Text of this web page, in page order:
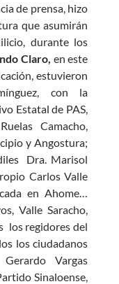
de prensa, hizo
que asumirán
durante los
Claro, en este
estuvieron
con la
Estatal de PAS,
Camacho,
y Angostura;
Dra. Marisol
Carlos Valle
en Ahome…
Valle Saracho,
los regidores del
los ciudadanos
Vargas
Sinaloense,